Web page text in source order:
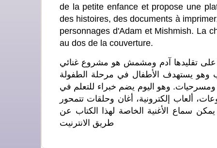
de la petite enfance et propose une
des histoires, des documents à
personnages d'Adam et Mishmish. La
au dos de la couverture.
على تقليدها آدم ومشمش هو مشروع غنائي
وهو يستهدف الأطفال في مرحلة الطفولة
ومسرحيات. وهو اليوم يضم خبراء للتعلم في
ألعاب إلكترونية، أغان وحلقات تتمحور
سماع الأغنية الخاصة لهذا الكتاب عن
طريق الانترنيت